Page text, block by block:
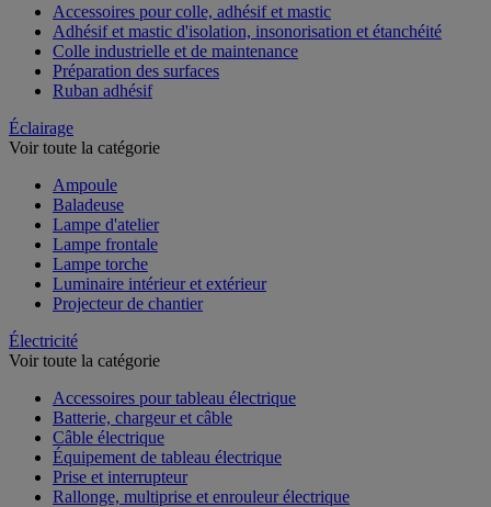
Accessoires pour colle, adhésif et mastic
Adhésif et mastic d'isolation, insonorisation et étanchéité
Colle industrielle et de maintenance
Préparation des surfaces
Ruban adhésif
Éclairage
Voir toute la catégorie
Ampoule
Baladeuse
Lampe d'atelier
Lampe frontale
Lampe torche
Luminaire intérieur et extérieur
Projecteur de chantier
Électricité
Voir toute la catégorie
Accessoires pour tableau électrique
Batterie, chargeur et câble
Câble électrique
Équipement de tableau électrique
Prise et interrupteur
Rallonge, multiprise et enrouleur électrique